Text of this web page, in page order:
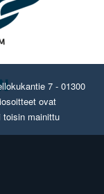
7 - 01300
ovat
toisin mainittu